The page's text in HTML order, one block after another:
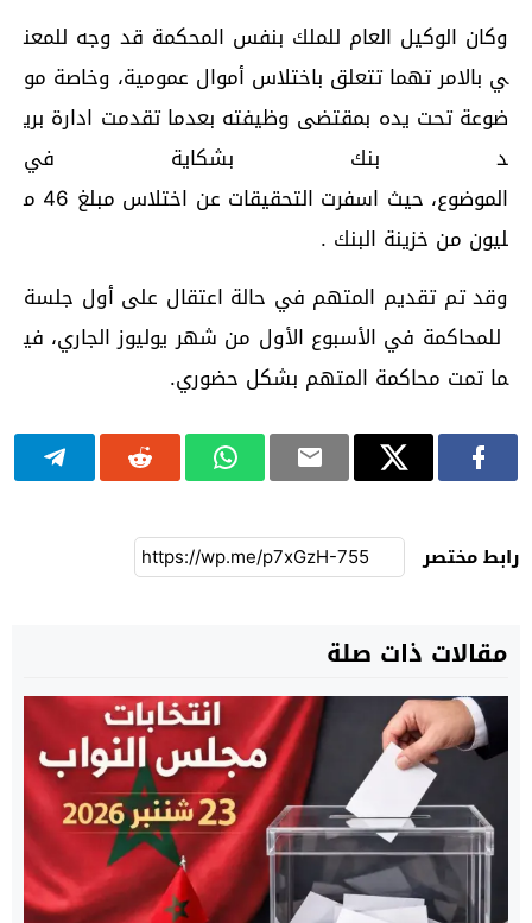
وكان الوكيل العام للملك بنفس المحكمة قد وجه للمعن
ي بالامرتهماتتعلق باختلاس أموال عمومية، وخاصة مو
ضوعة تحت يده بمقتضى وظيفته بعدما تقدمت ادارة بري
د
بنك بشكاية
في
الموضوع، حيث اسفرت التحقيقات عن اختلاس مبلغ
م
ليون من خزينة البنك .
وقد تم تقديم المتهم في حالة اعتقال على أول جلسة
للمحاكمة في الأسبوع الأول من شهر يوليوز الجاري، في
ما تمت محاكمة المتهم بشكل حضوري.
رابط مختصر
مقالات ذات صلة